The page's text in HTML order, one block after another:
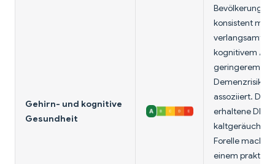
Gehirn- und kognitive
Gesundheit
konsistent mit
verlangsamtem
kognitivem
geringerem
Demenzrisiko
assoziiert. Der
erhaltene
Forelle macht
einem